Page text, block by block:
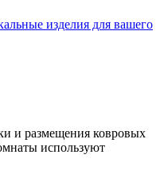
изделия для вашего
и размещения ковровых
используют